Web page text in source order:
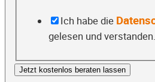
Ich habe die
gelesen und verstanden.
Jetzt kostenlos beraten lassen